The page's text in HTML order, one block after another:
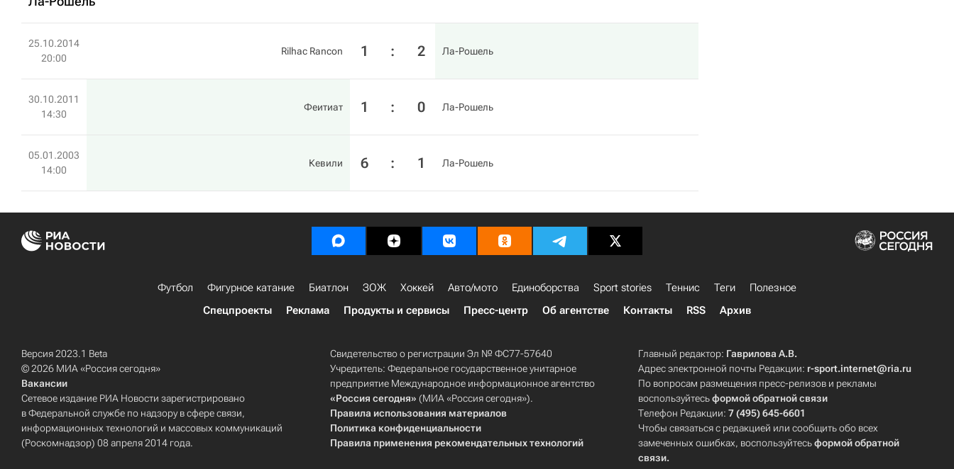
25.10.2014
20:00
Rilhac Rancon 1 : 2 Ла-Рошель
30.10.2011
14:30
Феитиат 1 : 0 Ла-Рошель
05.01.2003
14:00
Кевили 6 : 1 Ла-Рошель
Футбол Фигурное катание Биатлон ЗОЖ Хоккей Авто/мото Единоборства Sport stories Теннис Теги
Полезное
Спецпроекты
Реклама Продукты и сервисы Пресс-центр Об агентстве Контакты RSS Архив
Версия 2023.1 Beta
© 2026 МИА «Россия сегодня»
Вакансии
Сетевое издание РИА Новости зарегистрировано
в Федеральной службе по надзору в сфере связи,
информационных технологий и массовых коммуникаций
(Роскомнадзор) 08 апреля 2014 года.
Свидетельство о регистрации Эл № ФС77-57640
Учредитель: Федеральное государственное унитарное
предприятие Международное информационное агентство
«Россия сегодня» (МИА «Россия сегодня»).
Правила использования материалов
Политика конфиденциальности
Правила применения рекомендательных технологий
Главный редактор: Гаврилова А.В.
Адрес электронной почты Редакции: r-sport.internet@ria.ru
По вопросам размещения пресс-релизов и рекламы
воспользуйтесьформой обратной связи
Телефон Редакции:7 (495) 645-6601
Чтобы связаться с редакцией или сообщить обо всех
замеченных ошибках, воспользуйтесьформой обратной
связи.